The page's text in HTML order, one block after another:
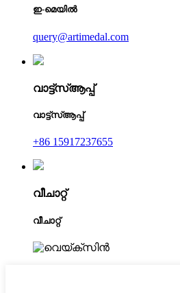
ഇ-മെയിൽ
query@artimedal.com
വാട്ട്‌സ്ആപ്പ്
വാട്ട്‌സ്ആപ്പ്
+86 15917237655
വീചാറ്റ്
വീചാറ്റ്